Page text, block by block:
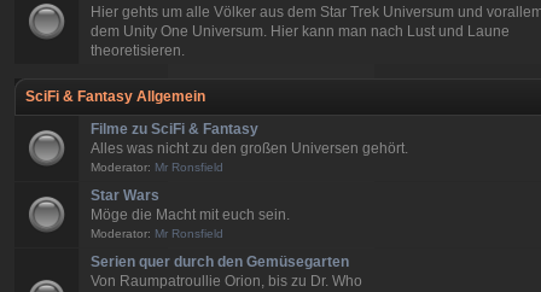
Hier gehts um alle Völker aus dem Star Trek Universum und
dem Unity One Universum. Hier kann man nach Lust und Laune
theoretisieren.
SciFi & Fantasy Allgemein
Filme zu SciFi & Fantasy
Alles was nicht zu den großen Universen gehört.
Moderator: Mr Ronsfield
Star Wars
Möge die Macht mit euch sein.
Moderator: Mr Ronsfield
Serien quer durch den Gemüsegarten
Von Raumpatroullie Orion, bis zu Dr. Who